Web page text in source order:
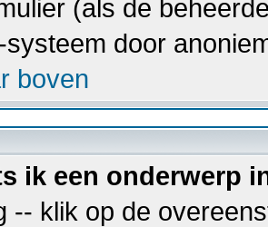
(als de
systeem door
boven
ik een onderwerp
-- klik op de